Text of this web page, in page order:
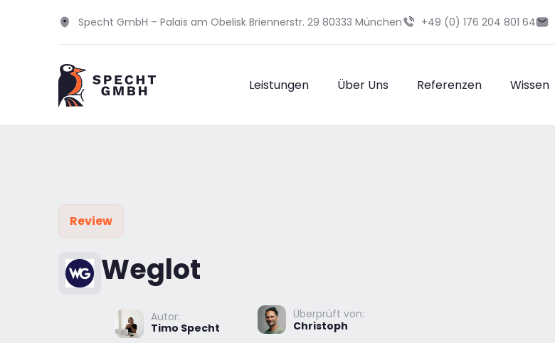
Specht GmbH – Palais am Obelisk Briennerstr. 29 80333 München +49 (0) 176 204 801 64
Leistungen Über Uns Referenzen Wissen
Review
Weglot
Autor:
Timo Specht
Überprüft von:
Christoph